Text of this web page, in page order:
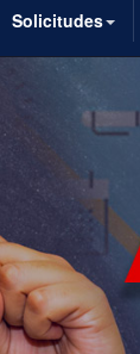
Solicitudes